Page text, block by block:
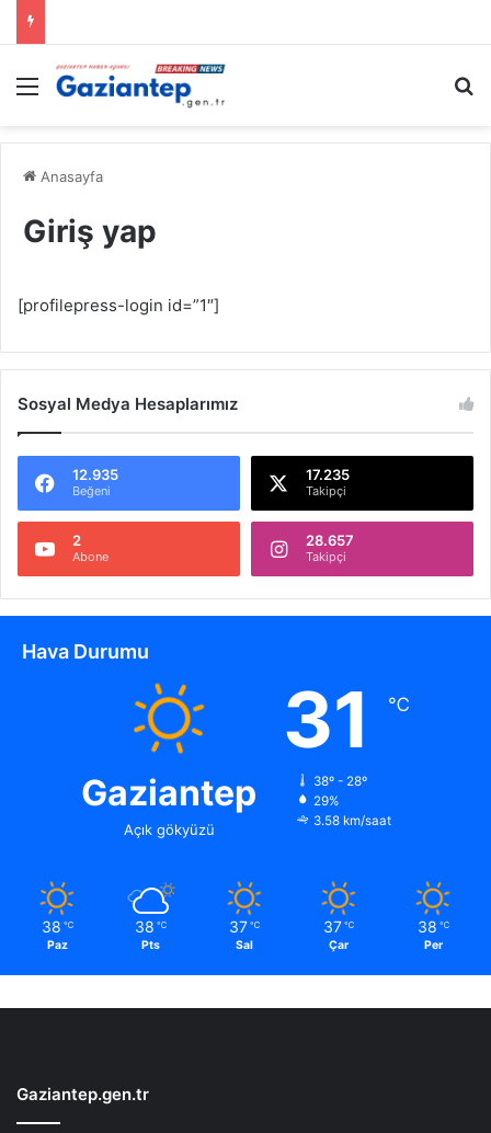
Menü
Anasayfa
Giriş yap
[profilepress-login id=”1″]
Sosyal Medya Hesaplarımız
12.935
Beğeni
17.235
Takipçi
2
Abone
28.657
Takipçi
Hava Durumu
Gaziantep
Açık gökyüzü
31 ℃
38º - 28º
29%
3.58 km/saat
38 ℃
Paz
38 ℃
Pts
37 ℃
Sal
37 ℃
Çar
38 ℃
Per
Gaziantep.gen.tr